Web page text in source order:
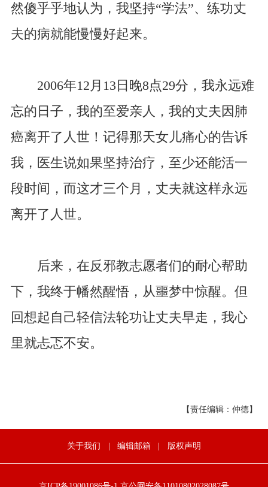
然傻乎乎地认为，我坚持“学法”、练功丈
夫的病就能慢慢好起来。
2006年12月13日晚8点29分，我永远难
忘的日子，我的至爱亲人，我的丈夫因肺
癌离开了人世！记得那天女儿痛心的告诉
我，医生说如果坚持治疗，至少还能活一
段时间，而这才三个月，丈夫就这样永远
离开了人世。
后来，在反邪教志愿者们的耐心帮助
下，我终于幡然醒悟，从噩梦中惊醒。但
回想起自己轻信法轮功让丈夫早走，我心
里就忐忑不安。
【责任编辑：仲德】
关于我们 | 编辑邮箱 | 版权声明